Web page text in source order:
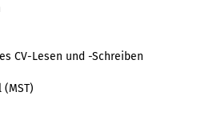
CV-Lesen und -Schreiben